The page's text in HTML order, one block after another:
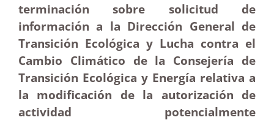
terminación sobre solicitud de
información a la Dirección General de
Transición Ecológica y Lucha contra el
Cambio Climático de la Consejería de
Transición Ecológica y Energía relativa a
la modificación de la autorización de
actividad potencialmente